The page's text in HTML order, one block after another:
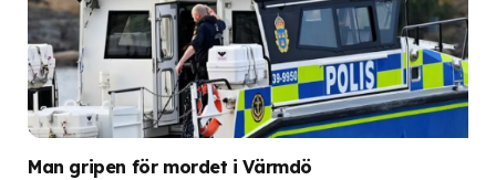
Man gripen för mordet i Värmdö